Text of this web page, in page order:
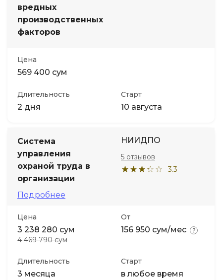
вредных
производственных
факторов
Цена
569 400 сум
Длительность
2 дня
Старт
10 августа
Система
управления
охраной труда в
организации
Подробнее
НИИДПО
3.3
5 отзывов
Цена
3 238 280 сум
4 469 790 сум
От
156 950 сум/мес
Длительность
3 месяца
Старт
в любое время